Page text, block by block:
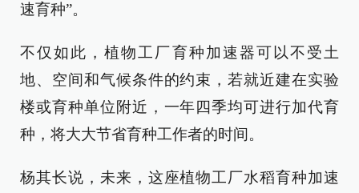
速育种”。
不仅如此，植物工厂育种加速器可以不受土
地、空间和气候条件的约束，若就近建在实验
楼或育种单位附近，一年四季均可进行加代育
种，将大大节省育种工作者的时间。
杨其长说，未来，这座植物工厂水稻育种加速